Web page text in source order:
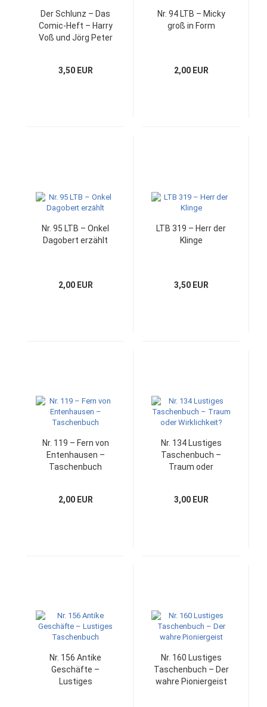
Der Schlunz – Das
Comic-Heft – Harry
Voß und Jörg Peter
3,50 EUR
Nr. 94 LTB – Micky
groß in Form
2,00 EUR
Nr. 95 LTB – Onkel
Dagobert erzählt
2,00 EUR
LTB 319 – Herr der
Klinge
3,50 EUR
Nr. 119 – Fern von
Entenhausen –
Taschenbuch
2,00 EUR
Nr. 134 Lustiges
Taschenbuch –
Traum oder
3,00 EUR
Nr. 156 Antike
Geschäfte –
Lustiges
Nr. 160 Lustiges
Taschenbuch – Der
wahre Pioniergeist